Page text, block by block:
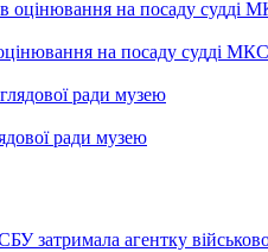
на посаду судді МКС
ради музею
затримала агентку